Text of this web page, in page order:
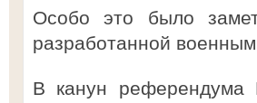
Особо это было
разработанной
В канун референдума